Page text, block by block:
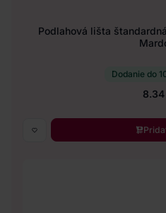
Podlahová lišta
Dodanie do